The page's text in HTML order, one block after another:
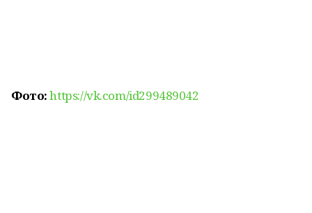
Фото:https://vk.com/id299489042